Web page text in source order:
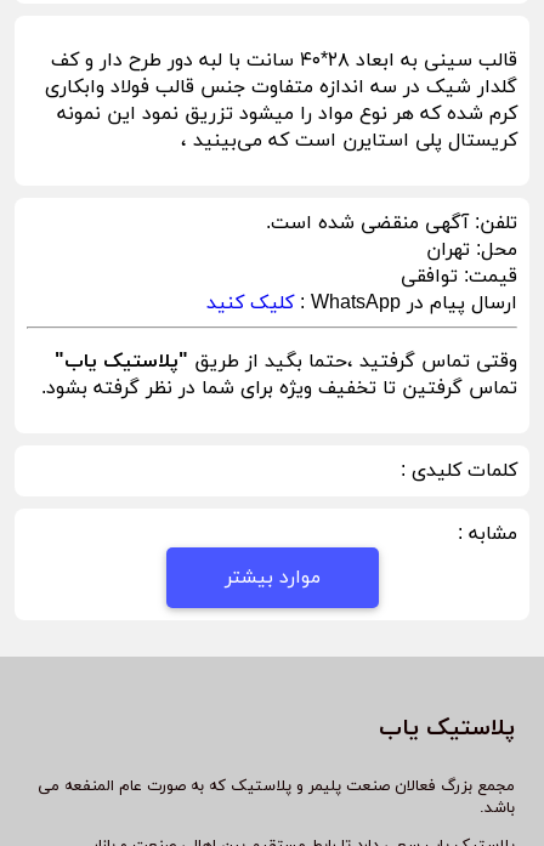
قالب سینی به ابعاد ۲۸*۴۰ سانت با لبه دور طرح دار و کف
گلدار شیک در سه اندازه متفاوت جنس قالب فولاد وابکاری
کرم شده که هر نوع مواد را میشود تزریق نمود این نمونه
کریستال پلی استایرن است که می‌بینید ،
تلفن:آگهی منقضی شده است.
محل: تهران
قیمت: توافقی
ارسال پیام در WhatsApp :
کلیک کنید
وقتی تماس گرفتید ،حتما بگید از طریق "پلاستیک یاب"
تماس گرفتین تا تخفیف ویژه برای شما در نظر گرفته بشود.
کلمات کلیدی :
مشابه :
موارد بیشتر
پلاستیک یاب
مجمع بزرگ فعالان صنعت پلیمر و پلاستیک که به صورت عام المنفعه می
باشد.